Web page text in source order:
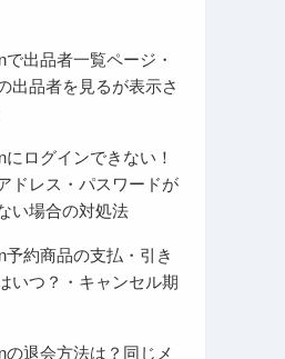
出品者一覧ページ・
出品者を見るが表示さ
ログインできない！
ドレス・パスワードが
い場合の対処法
予約商品の支払・引き
いつ？・キャンセル期
の退会方法は？同じメ